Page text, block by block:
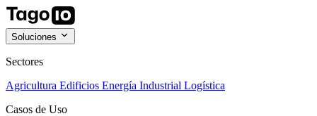
Soluciones
Sectores
Agricultura Edificios Energía Industrial Logística
Casos de Uso